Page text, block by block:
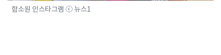
함소원 인스타그램 ⓒ 뉴스1